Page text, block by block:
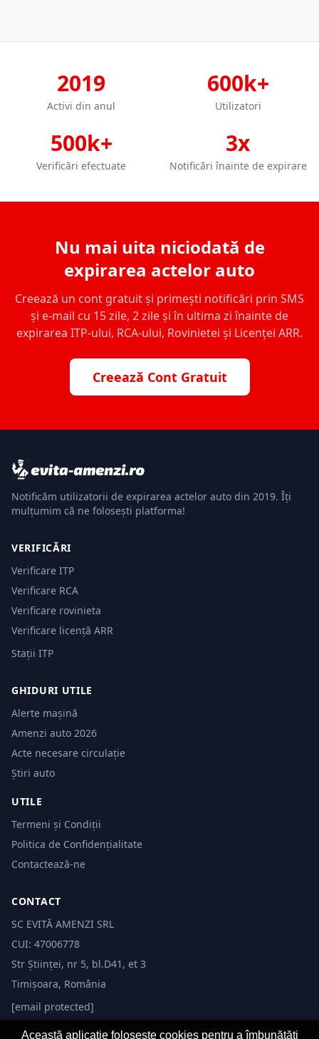
2019
Activi din anul
600k+
Utilizatori
500k+
Verificări efectuate
3x
Notificări înainte de expirare
Nu mai uita niciodată de
expirarea actelor auto
Creează un cont gratuit și primești notificări prin SMS
și e-mail cu 15 zile, 2 zile și în ultima zi înainte de
expirarea ITP-ului, RCA-ului, Rovinietei și Licenței ARR.
Creează Cont Gratuit
Notificăm utilizatorii de expirarea actelor auto din 2019. Îți
mulțumim că ne folosești platforma!
VERIFICĂRI
Verificare ITP
Verificare RCA
Verificare rovinieta
Verificare licență ARR
Stații ITP
GHIDURI UTILE
Alerte mașină
Amenzi auto 2026
Acte necesare circulație
Știri auto
UTILE
Termeni și Condiții
Politica de Confidențialitate
Contactează-ne
CONTACT
SC EVITĂ AMENZI SRL
CUI: 47006778
Str Științei, nr 5, bl.D41, et 3
Timișoara, România
[email protected]
Această aplicație folosește cookies pentru a îmbunătăți